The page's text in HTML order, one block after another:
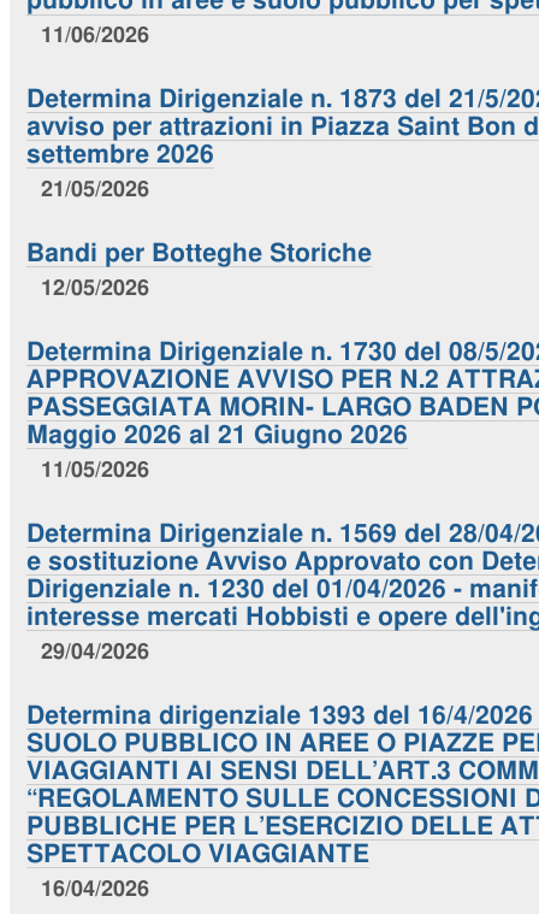
11/06/2026
Determina Dirigenziale n. 1873 del 21/5/
avviso per attrazioni in Piazza Saint Bon
settembre 2026
21/05/2026
Bandi per Botteghe Storiche
12/05/2026
Determina Dirigenziale n. 1730 del 08/5/
APPROVAZIONE AVVISO PER N.2
PASSEGGIATA MORIN- LARGO BADEN
Maggio 2026 al 21 Giugno 2026
11/05/2026
Determina Dirigenziale n. 1569 del 28/04/
e sostituzione Avviso Approvato con
Dirigenziale n. 1230 del 01/04/2026 -
interesse mercati Hobbisti e opere
29/04/2026
Determina dirigenziale 1393 del 16/4/2026
SUOLO PUBBLICO IN AREE O PIAZZE
VIAGGIANTI AI SENSI DELL’ART.3
“REGOLAMENTO SULLE CONCESSIONI
PUBBLICHE PER L’ESERCIZIO DELLE
SPETTACOLO VIAGGIANTE
16/04/2026